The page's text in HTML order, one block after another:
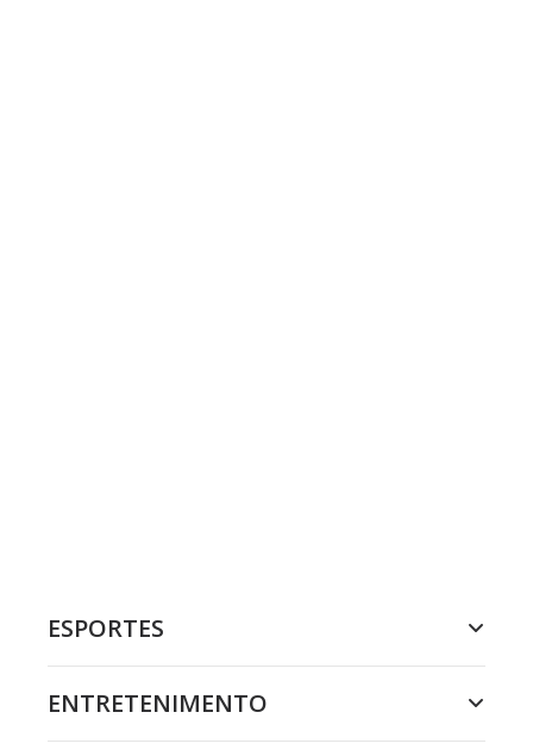
ESPORTES
ENTRETENIMENTO